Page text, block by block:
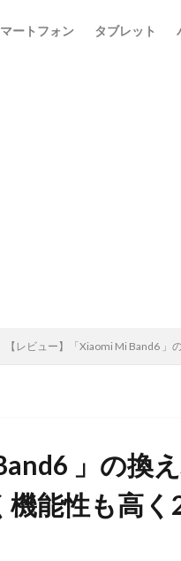
ートフォン タブレット
【レビュー】「Xiaomi Mi Band6
」の換
能性も高く